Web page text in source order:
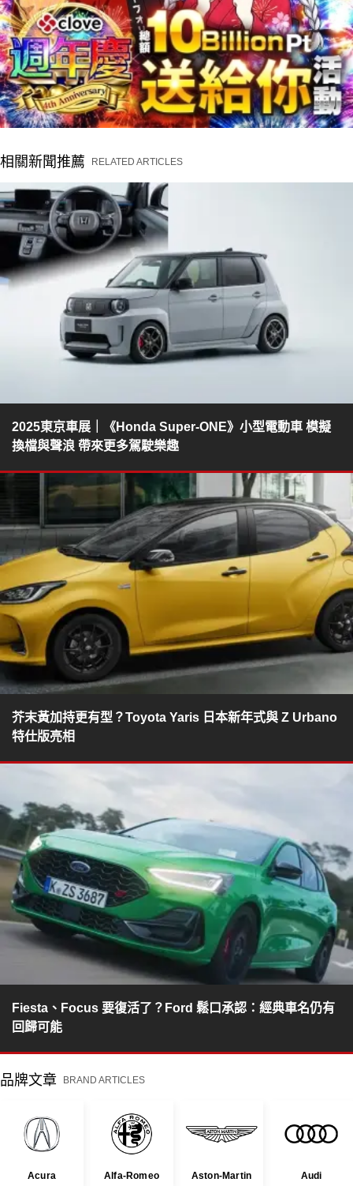
相關新聞推薦 RELATED ARTICLES
2025東京車展｜《Honda Super-ONE》小型電動車 模擬
換檔與聲浪 帶來更多駕駛樂趣
芥末黃加持更有型？Toyota Yaris 日本新年式與 Z Urbano
特仕版亮相
Fiesta、Focus 要復活了？Ford 鬆口承認：經典車名仍有
回歸可能
品牌文章 BRAND ARTICLES
Acura Alfa-Romeo Aston-Martin Audi